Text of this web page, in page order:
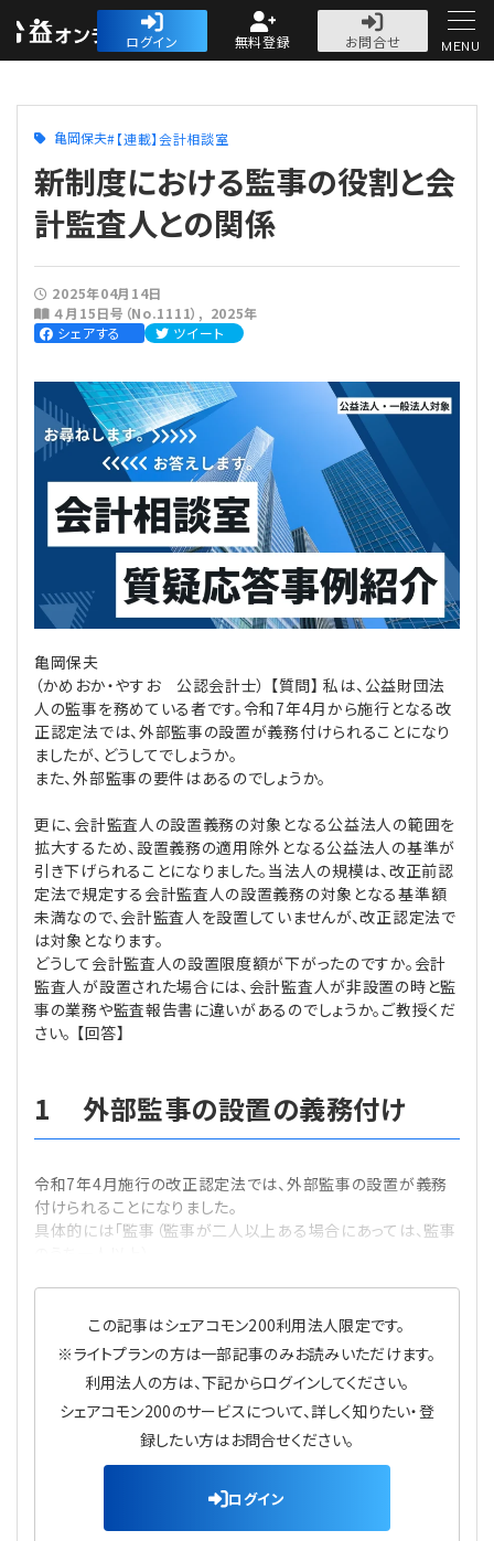
公益・一般法人オ
ログイン 無料登録
お問合せ
人気記事
法人運営
法人運営
理事会
評議員会・社員総会
理事・監事
評議員
登記関連
定款関連
法改正-法人運営
会計・税務
会計・税務
定期提出書類
会計処理
寄附
税務
インボイス
電子帳簿保存法
労務
労務
労務管理
給与計算
法改正-労務
法務
利益相反取引
個人情報
法改正-法務
経営
経営
資産運用
IT
連載
連載
論壇
カレンダー
NEWS・TOPIC・特報
【連載】オピニオンリーダーのnote
【連載】会計相談室
【連載】公益法人運営実務の処方箋
【連載】公益法人のための「新公益信託」活用戦略
【連載】公益法人制度のリアル
【連載】これからの時代の資産運用
【連載】採用・定着・育成のための人事戦略
【連載】事例に学ぶ立入検査で想定される指摘事項
【連載】シェアコモン200インタビュー
【連載】シェアコモン200 誌上相談室
【連載】実務と税務のポイント
【連載】テーマで紐解く逆引きガイドライン
【連載】悩みと向き合う経営学
【連載】非営利法人AtoZei
【連載】労務管理の歩き方
【連載】AI活用のすすめ
【連載】IT実務一問一答
無料記事
公益・一般法人オンラインとは
登録案内
専門誌一覧
お問合せ
プライバシーポリシー
MENU
亀岡保夫 【連載】会計相談室
新制度における監事の役割と会
計監査人との関係
2025年04月14日
４月15日号（No.1111）
2025年
シェアする
ツイート
亀岡保夫
（かめおか・やすお 公認会計士） 【質問】 私は、公益財団法
人の監事を務めている者です。令和7年4月から施行となる改
正認定法では、外部監事の設置が義務付けられることになり
ましたが、どうしてでしょうか。
また、外部監事の要件はあるのでしょうか。
更に、会計監査人の設置義務の対象となる公益法人の範囲を
拡大するため、設置義務の適用除外となる公益法人の基準が
引き下げられることになりました。当法人の規模は、改正前認
定法で規定する会計監査人の設置義務の対象となる基準額
未満なので、会計監査人を設置していませんが、改正認定法で
は対象となります。
どうして会計監査人の設置限度額が下がったのですか。会計
監査人が設置された場合には、会計監査人が非設置の時と監
事の業務や監査報告書に違いがあるのでしょうか。ご教授くだ
さい。 【回答】
1 外部監事の設置の義務付け
令和7年4月施行の改正認定法では、外部監事の設置が義務
付けられることになりました。
具体的には「監事（監事が二人以上ある場合にあっては、監事
この記事はシェアコモン200利用法人限定です。
※ライトプランの方は一部記事のみお読みいただけます。
利用法人の方は、下記からログインしてください。
シェアコモン200のサービスについて、詳しく知りたい・登
録したい方はお問合せください。
ログイン